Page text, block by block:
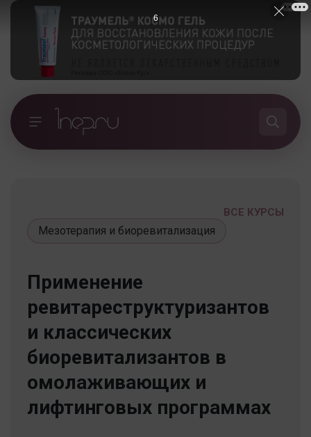
ВСЕ КУРСЫ
Мезотерапия и биоревитализация
Применение
ревитареструктуризантов
и классических
биоревитализантов в
омолаживающих и
лифтинговых программах
5